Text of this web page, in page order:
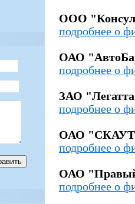
ООО
подробнее о
ОАО
подробнее о
ЗАО
подробнее о
ОАО
подробнее о
ОАО
подробнее о